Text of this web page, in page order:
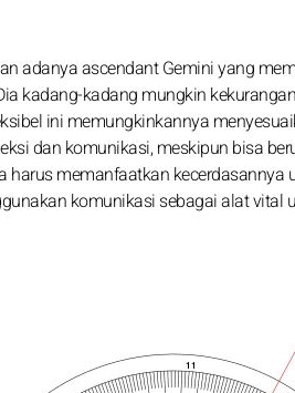
adanya ascendant Gemini yang
kadang-kadang mungkin
ini memungkinkannya
dan komunikasi, meskipun bisa
memanfaatkan
komunikasi sebagai alat vital